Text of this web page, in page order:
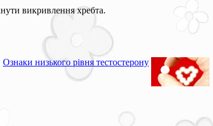
викривлення хребта.
Ознаки низького рівня тестостерону